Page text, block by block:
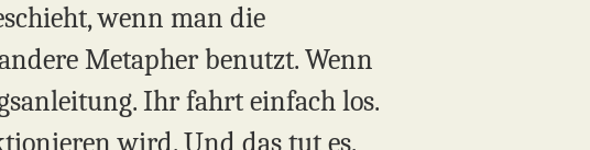
wenn man die
Metapher benutzt. Wenn
Ihr fahrt einfach los.
wird. Und das tut es.